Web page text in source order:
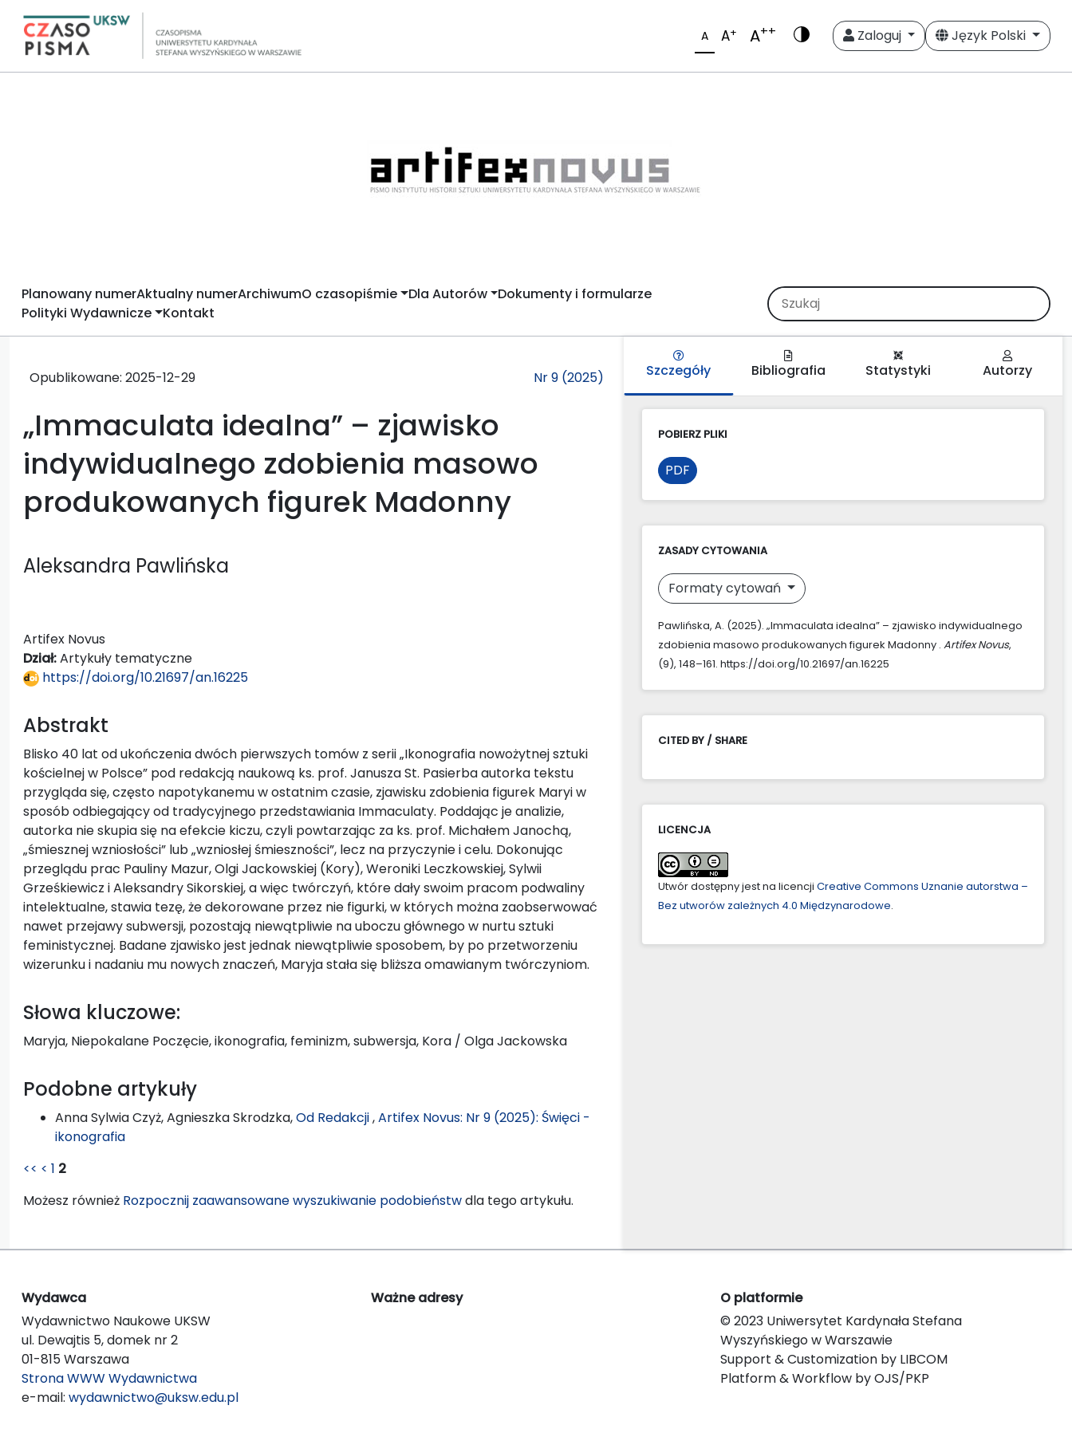
A A+ A++ Zaloguj Język Polski
Planowany numerAktualny numerArchiwumO czasopiśmie Dla Autorów
Dokumenty i formularze
Polityki Wydawnicze Kontakt
Opublikowane: 2025-12-29 Nr 9 (2025)
„Immaculata idealna” – zjawisko
indywidualnego zdobienia masowo
produkowanych figurek Madonny
Aleksandra Pawlińska
Artifex Novus
Dział:Artykuły tematyczne
https://doi.org/10.21697/an.16225
Abstrakt
Blisko 40 lat od ukończenia dwóch pierwszych tomów z serii „Ikonografia nowożytnej sztuki
kościelnej w Polsce” pod redakcją naukową ks. prof. Janusza St. Pasierba autorka tekstu
przygląda się, często napotykanemu w ostatnim czasie, zjawisku zdobienia figurek Maryi w
sposób odbiegający od tradycyjnego przedstawiania Immaculaty. Poddając je analizie,
autorka nie skupia się na efekcie kiczu, czyli powtarzając za ks. prof. Michałem Janochą,
„śmiesznej wzniosłości” lub „wzniosłej śmieszności”, lecz na przyczynie i celu. Dokonując
przeglądu prac Pauliny Mazur, Olgi Jackowskiej (Kory), Weroniki Leczkowskiej, Sylwii
Grześkiewicz i Aleksandry Sikorskiej, a więc twórczyń, które dały swoim pracom podwaliny
intelektualne, stawia tezę, że dekorowane przez nie figurki, w których można zaobserwować
nawet przejawy subwersji, pozostają niewątpliwie na uboczu głównego w nurtu sztuki
feministycznej. Badane zjawisko jest jednak niewątpliwie sposobem, by po przetworzeniu
wizerunku i nadaniu mu nowych znaczeń, Maryja stała się bliższa omawianym twórczyniom.
Słowa kluczowe:
Maryja, Niepokalane Poczęcie, ikonografia, feminizm, subwersja, Kora / Olga Jackowska
Podobne artykuły
Anna Sylwia Czyż, Agnieszka Skrodzka,Od Redakcji,Artifex Novus: Nr 9 (2025): Święci -
ikonografia
<< < 1 2
Możesz również Rozpocznij zaawansowane wyszukiwanie podobieństwdla tego artykułu.
Szczegóły Bibliografia Statystyki Autorzy
POBIERZ PLIKI
PDF
ZASADY CYTOWANIA
Formaty cytowań
Pawlińska, A. (2025). „Immaculata idealna” – zjawisko indywidualnego
zdobienia masowo produkowanych figurek Madonny . Artifex Novus,
(9), 148–161. https://doi.org/10.21697/an.16225
CITED BY / SHARE
LICENCJA
Utwór dostępny jest na licencji Creative Commons Uznanie autorstwa –
Bez utworów zależnych 4.0 Międzynarodowe.
Wydawca
Wydawnictwo Naukowe UKSW
ul. Dewajtis 5, domek nr 2
01-815 Warszawa
Strona WWW Wydawnictwa
e-mail: wydawnictwo@uksw.edu.pl
Ważne adresy
O platformie
© 2023 Uniwersytet Kardynała Stefana
Wyszyńskiego w Warszawie
Support & Customization by LIBCOM
Platform & Workflow by OJS/PKP